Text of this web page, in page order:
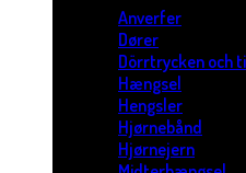
Anverfer
Dører
Dörrtrycken och
Hængsel
Hengsler
Hjørnebånd
Hjørnejern